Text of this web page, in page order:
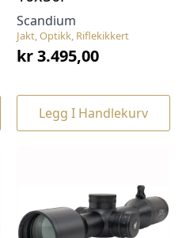
Jakt, Optikk, Riflekikkert
Scandium
kr3.495,00
Legg I Handlekurv